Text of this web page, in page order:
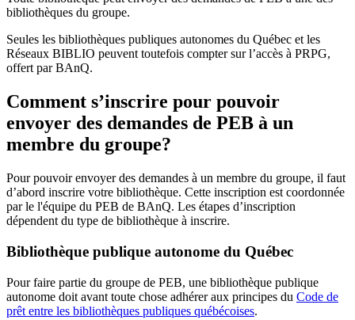
bibliothèques du groupe.
Seules les bibliothèques publiques autonomes du Québec et les
Réseaux BIBLIO peuvent toutefois compter sur l’accès à PRPG,
offert par BAnQ.
Comment s’inscrire pour pouvoir
envoyer des demandes de PEB à un
membre du groupe?
Pour pouvoir envoyer des demandes à un membre du groupe, il faut
d’abord inscrire votre bibliothèque. Cette inscription est coordonnée
par le l'équipe du PEB de BAnQ. Les étapes d’inscription
dépendent du type de bibliothèque à inscrire.
Bibliothèque publique autonome du Québec
Pour faire partie du groupe de PEB, une bibliothèque publique
autonome doit avant toute chose adhérer aux principes du Code de
prêt entre les bibliothèques publiques québécoises.